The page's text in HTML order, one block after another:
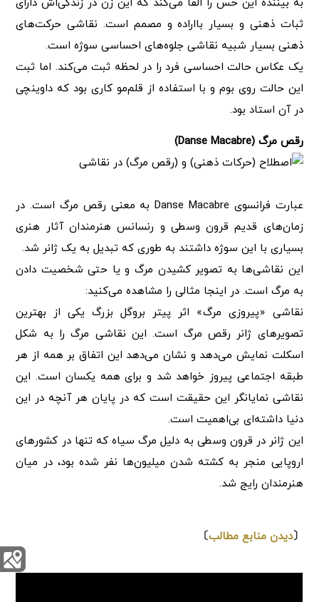
ثبات ذهنی و بسیار بااراده و مصمم است. نقاشی حرکت‌های
ذهنی بسیار شبیه نقاشی جلوه‌های احساسی سوژه است.
یک عکاس حالت احساسی فرد را در لحظه ثبت می‌کند. اما ثبت
این حالت روی بوم و با استفاده از قلم‌مو کاری بود که داوینچی
در آن استاد بود.
رقص مرگ (Danse Macabre)
عبارت فرانسوی Danse Macabre به معنی رقص مرگ است. در
زمان‌های قدیم قرون وسطی و رنسانس هنرمندان آثار هنری
بسیاری با این سوژه داشتند به طوری که تبدیل به یک ژانر شد.
این نقاشی‌ها به تصویر کشیدن مرگ و یا حتی شخصیت دادن
به مرگ است. در اینجا مثالی را مشاهده می‌کنید:
نقاشی «پیروزی مرگ» اثر پیتر بروگل بزرگ یکی از بهترین
تصویرهای ژانر رقص مرگ است. این نقاشی مرگ را به شکل
اسکلت نمایش می‌دهد و نشان می‌دهد این اتفاق بر همه از هر
طبقه اجتماعی پیروز خواهد شد و برای همه یکسان است. این
نقاشی نمایانگر این حقیقت است که در پایان هر آنچه در این
دنیا داشته‌ای بی‌اهمیت است.
این ژانر در قرون وسطی به دلیل مرگ سیاه که تنها در کشورهای
اروپایی منجر به کشته شدن میلیون‌ها نفر شده بود، در میان
هنرمندان رایج شد.
〔دیدن منابع مطالب〕